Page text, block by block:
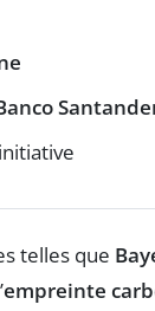
telles que
empreinte